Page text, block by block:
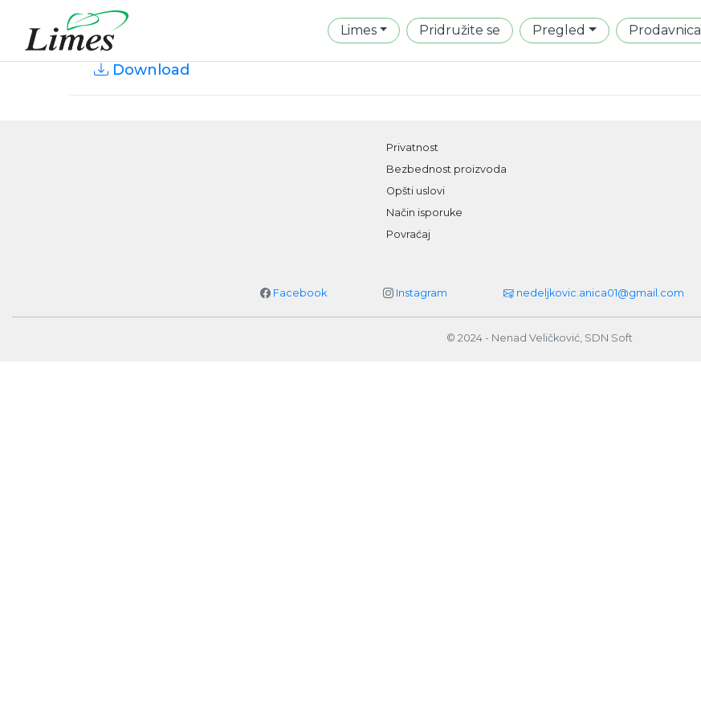
Limes Pridružite se Pregled Prodavnica
Download
Privatnost
Bezbednost proizvoda
Opšti uslovi
Način isporuke
Povraćaj
Facebook Instagram nedeljkovic.anica01@gmail.com
© 2024 - Nenad Veličković, SDN Soft